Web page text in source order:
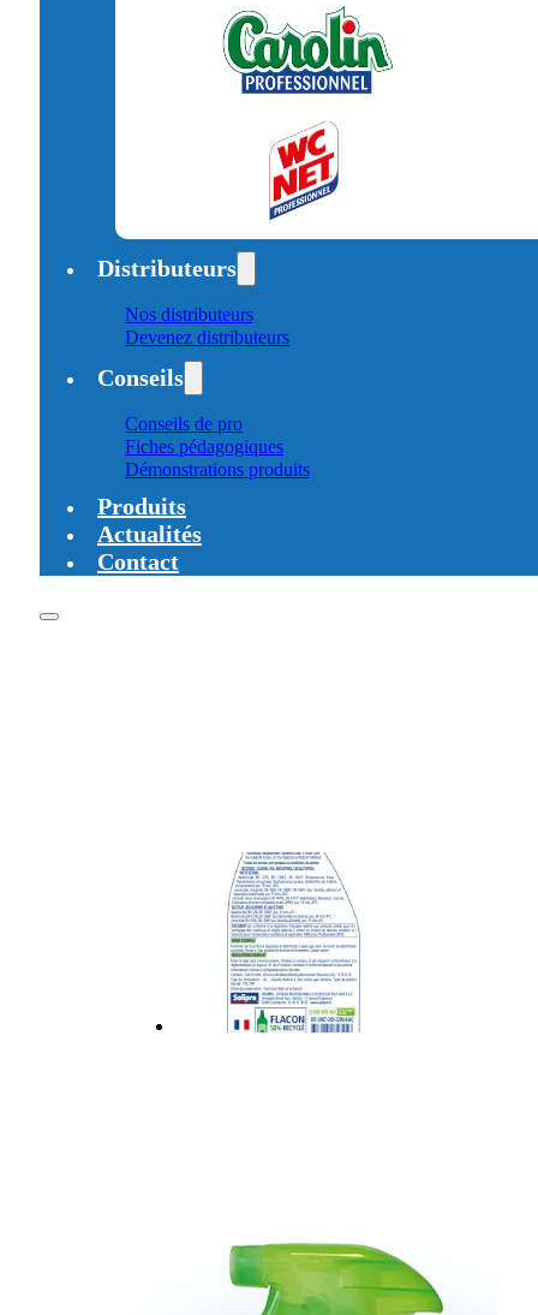
Distributeurs
Nos distributeurs
Devenez distributeurs
Conseils
Conseils de pro
Fiches pédagogiques
Démonstrations produits
Produits
Actualités
Contact